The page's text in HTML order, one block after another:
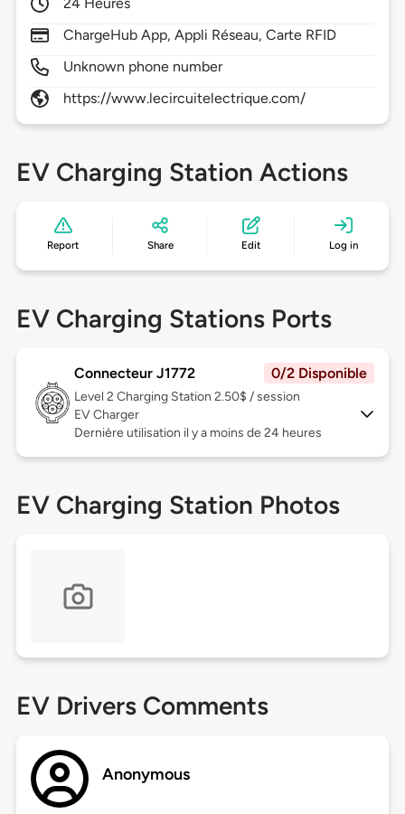
ChargeHub App, Appli Réseau, Carte RFID
Unknown phone number
https://www.lecircuitelectrique.com/
EV Charging Station Actions
Report Share Edit Log in
EV Charging Stations Ports
Connecteur J1772 0/2 Disponible
Level 2 Charging Station 2.50$ / session
EV Charger
Dernière utilisation il y a moins de 24 heures
EV Charging Station Photos
EV Drivers Comments
Anonymous